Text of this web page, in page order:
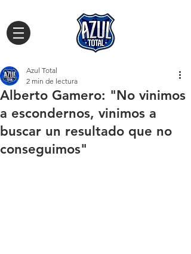
Alberto Gamero: "No vinimos
a escondernos, vinimos a
buscar un resultado que no
conseguimos"
Azul Total
2 min de lectura